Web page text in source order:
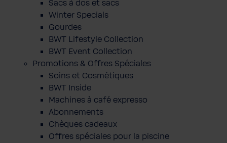
Sacs à dos et sacs
Winter Specials
Gourdes
BWT Lifestyle Collection
BWT Event Collection
Promotions & Offres Spéciales
Soins et Cosmétiques
BWT Inside
Machines à café expresso
Abonnements
Chèques cadeaux
Offres spéciales pour la piscine